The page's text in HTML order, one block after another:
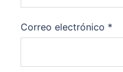
Correo electrónico *